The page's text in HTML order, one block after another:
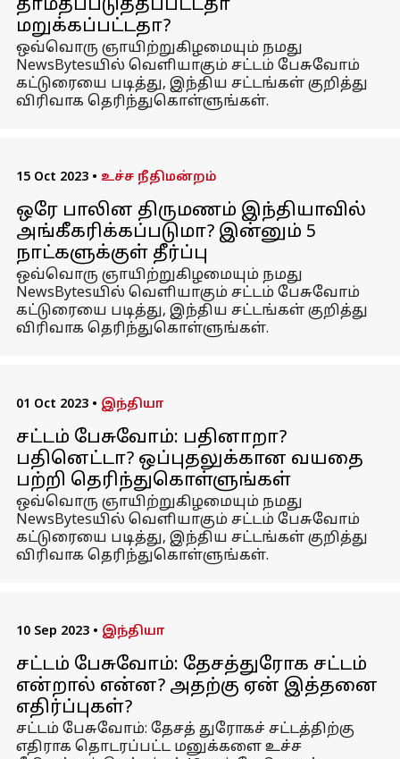
தாமதப்படுத்தப்பட்டதா
மறுக்கப்பட்டதா?
ஒவ்வொரு ஞாயிற்றுகிழமையும் நமது
NewsBytesயில் வெளியாகும் சட்டம் பேசுவோம்
கட்டுரையை படித்து, இந்திய சட்டங்கள் குறித்து
விரிவாக தெரிந்துகொள்ளுங்கள்.
15 Oct 2023 • உச்ச நீதிமன்றம்
ஒரே பாலின திருமணம் இந்தியாவில்
அங்கீகரிக்கப்படுமா? இன்னும் 5
நாட்களுக்குள் தீர்ப்பு
ஒவ்வொரு ஞாயிற்றுகிழமையும் நமது
NewsBytesயில் வெளியாகும் சட்டம் பேசுவோம்
கட்டுரையை படித்து, இந்திய சட்டங்கள் குறித்து
விரிவாக தெரிந்துகொள்ளுங்கள்.
01 Oct 2023 • இந்தியா
சட்டம் பேசுவோம்: பதினாறா?
பதினெட்டா? ஒப்புதலுக்கான வயதை
பற்றி தெரிந்துகொள்ளுங்கள்
ஒவ்வொரு ஞாயிற்றுகிழமையும் நமது
NewsBytesயில் வெளியாகும் சட்டம் பேசுவோம்
கட்டுரையை படித்து, இந்திய சட்டங்கள் குறித்து
விரிவாக தெரிந்துகொள்ளுங்கள்.
10 Sep 2023 • இந்தியா
சட்டம் பேசுவோம்: தேசத்துரோக சட்டம்
என்றால் என்ன? அதற்கு ஏன் இத்தனை
எதிர்ப்புகள்?
சட்டம் பேசுவோம்: தேசத் துரோகச் சட்டத்திற்கு
எதிராக தொடரப்பட்ட மனுக்களை உச்ச